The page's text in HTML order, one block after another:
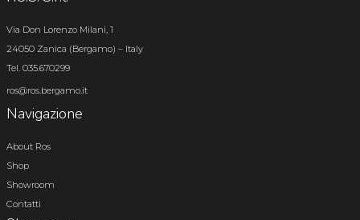
Via Don Lorenzo Milani, 1
24050 Zanica (Bergamo) – Italy
Tel. 035.670299
ros@ros.bergamo.it
Navigazione
About Ros
Shop
Showroom
Contatti